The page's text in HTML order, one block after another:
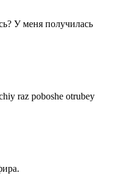
У меня получилась
raz poboshe otrubey